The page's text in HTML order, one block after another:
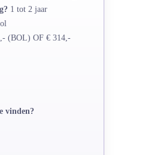
1 tot 2 jaar
(BOL) OF € 314,-
vinden?